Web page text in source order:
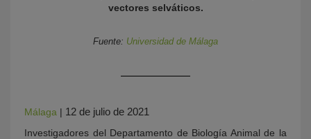
vectores selváticos.
Fuente: Universidad de Málaga
Málaga | 12 de julio de 2021
Investigadores del Departamento de Biología Animal de la